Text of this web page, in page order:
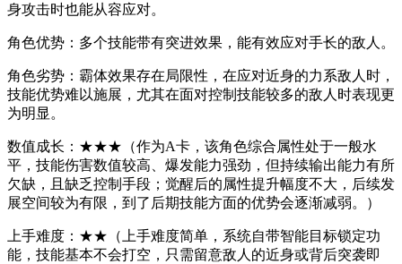
身攻击时也能从容应对。
角色优势：多个技能带有突进效果，能有效应对手长的敌人。
角色劣势：霸体效果存在局限性，在应对近身的力系敌人时，
技能优势难以施展，尤其在面对控制技能较多的敌人时表现更
为明显。
数值成长：★★★（作为A卡，该角色综合属性处于一般水
平，技能伤害数值较高、爆发能力强劲，但持续输出能力有所
欠缺，且缺乏控制手段；觉醒后的属性提升幅度不大，后续发
展空间较为有限，到了后期技能方面的优势会逐渐减弱。）
上手难度：★★（上手难度简单，系统自带智能目标锁定功
能，技能基本不会打空，只需留意敌人的近身或背后突袭即